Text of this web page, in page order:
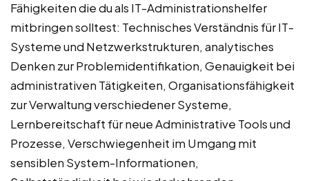
Fähigkeiten die du als IT-Administrationshelfer
mitbringen solltest: Technisches Verständnis für IT-
Systeme und Netzwerkstrukturen, analytisches
Denken zur Problemidentifikation, Genauigkeit bei
administrativen Tätigkeiten, Organisationsfähigkeit
zur Verwaltung verschiedener Systeme,
Lernbereitschaft für neue Administrative Tools und
Prozesse, Verschwiegenheit im Umgang mit
sensiblen System-Informationen,